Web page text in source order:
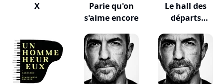
X
Parie qu'on
s'aime encore
Le hall des
départs